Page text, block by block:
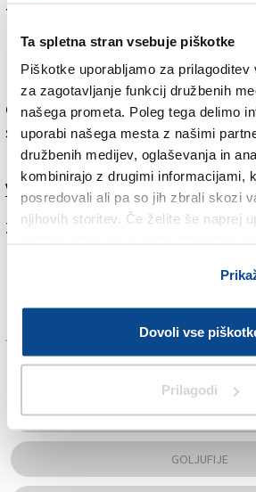
Ta spletna stran vsebuje piškotke
Piškotke uporabljamo za prilagoditev
za zagotavljanje funkcij družbenih
našega prometa. Poleg tega delimo
uporabi našega mesta z našimi
družbenih medijev, oglaševanja in
kombinirajo z drugimi informacijami,
posredovali ali pa so jih zbrali skozi
njihovih storitev. Če želite še naprej
Dovoli vse
Prilagodi
tri ključne besede: prepoznavanje,
prijava. Žrtvam nudimo
prepoznavanje goljufov in goljufij,
prijavijo kaznivo dejanje, brez
dodala, cilja občina na širšo
starejše in šibkejše prebivalce, »saj
pade v past prevare«.
Več v današnjem (petkovem)
Za branje in pisanje komentarjevje
TAGS:
GLEDALIŠČE
GOLJUFIJE